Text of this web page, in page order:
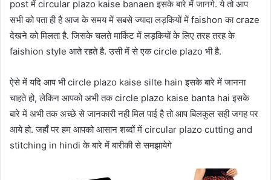
post में circular plazo kaise banaen इसके बारे में जानगे. ये तो आप
सभी को पता ही है आज के समय में सबसे ज्यादा लड़कियों में faishon का craze
देखने को मिलता है. जिसके चलते मार्किट में लड़कियों के लिए तरह तरह के
faishion style आते रहते है. उसी में से एक circle plazo भी है.
ऐसे में यदि आप भी circle plazo kaise silte hain इसके बारे में जानना
चाहते हो, लेकिन आपको अभी तक circle plazo kaise banta hai इसके
बारे में अभी तक अच्छे से जानकारी नही मिल पाई है तो आप बिलकुल सही जगह पर
आये हो. जहाँ पर हम आपको आसान शब्दों में circular plazo cutting and
stitching in hindi के बारे में बारीकी से समझायेगे